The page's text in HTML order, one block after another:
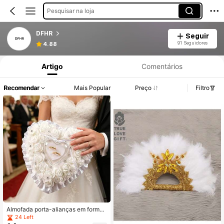
Pesquisar na loja
DFHR
4.88
Seguir
91 Seguidores
Informações do Produto: Divulgação de Preço, Vendas e Detalhes de Stock.
Artigo Comentários
Recomendar Mais Popular Preço Filtro
Almofada porta-alianças em format
o de coração com rosas artificiais b
24 Left